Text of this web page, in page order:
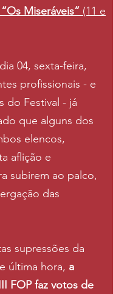
“Os Miseráveis” (11 e
04, sexta-feira,
profissionais - e
do Festival - já
que alguns dos
elencos,
aflição e
subirem ao palco,
das
supressões da
última hora, a
FOP faz votos de